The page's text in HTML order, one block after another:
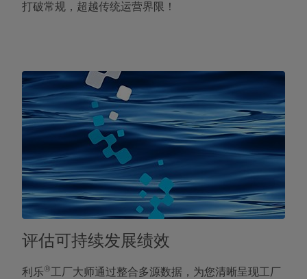
打破常规，超越传统运营界限！
评估可持续发展绩效
利乐®工厂大师通过整合多源数据，为您清晰呈现工厂